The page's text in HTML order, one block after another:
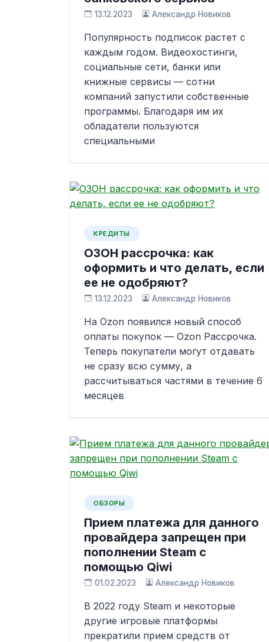
13.12.2023 Александр Новиков
Популярность подписок растет с
каждым годом. Видеохостинги,
социальные сети, банки или
книжные сервисы — сотни
компаний запустили собственные
программы. Благодаря им их
обладатели пользуются
специальными
КРЕДИТЫ
ОЗОН рассрочка: как
оформить и что делать, если
ее не одобряют?
13.12.2023 Александр Новиков
На Ozon появился новый способ
оплаты покупок — Ozon Рассрочка.
Теперь покупатели могут отдавать
не сразу всю сумму, а
рассчитываться частями в течение 6
месяцев
ОБЗОРЫ
Прием платежа для данного
провайдера запрещен при
пополнении Steam с
помощью Qiwi
01.02.2023 Александр Новиков
В 2022 году Steam и некоторые
другие игровые платформы
прекратили прием средств от